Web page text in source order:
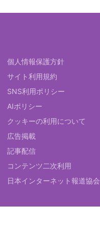
個人情報保護方針
サイト利用規約
SNS利用ポリシー
AIポリシー
クッキーの利用について
広告掲載
記事配信
コンテンツ二次利用
日本インターネット報道協会